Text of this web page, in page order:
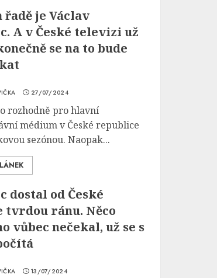
řadě je Václav
A v České televizi už
se na to bude
27/07/2024
rozhodně pro hlavní
médium v České republice
sezónou. Naopak...
dostal od České
tvrdou ránu. Něco
vůbec nečekal, už se s
13/07/2024